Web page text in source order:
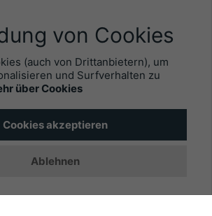
mit EYEFOX
von Cookies
(auch von Drittanbietern), um
und Surfverhalten zu
über Cookies
Cookies akzeptieren
Ablehnen